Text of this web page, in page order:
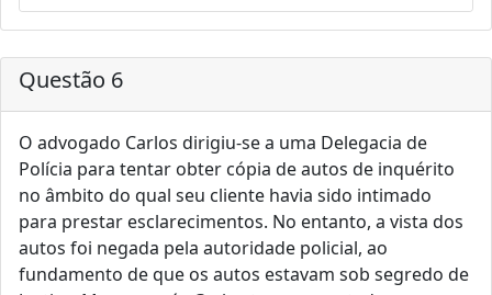
Questão 6
O advogado Carlos dirigiu-se a uma Delegacia de
Polícia para tentar obter cópia de autos de inquérito
no âmbito do qual seu cliente havia sido intimado
para prestar esclarecimentos. No entanto, a vista dos
autos foi negada pela autoridade policial, ao
fundamento de que os autos estavam sob segredo de